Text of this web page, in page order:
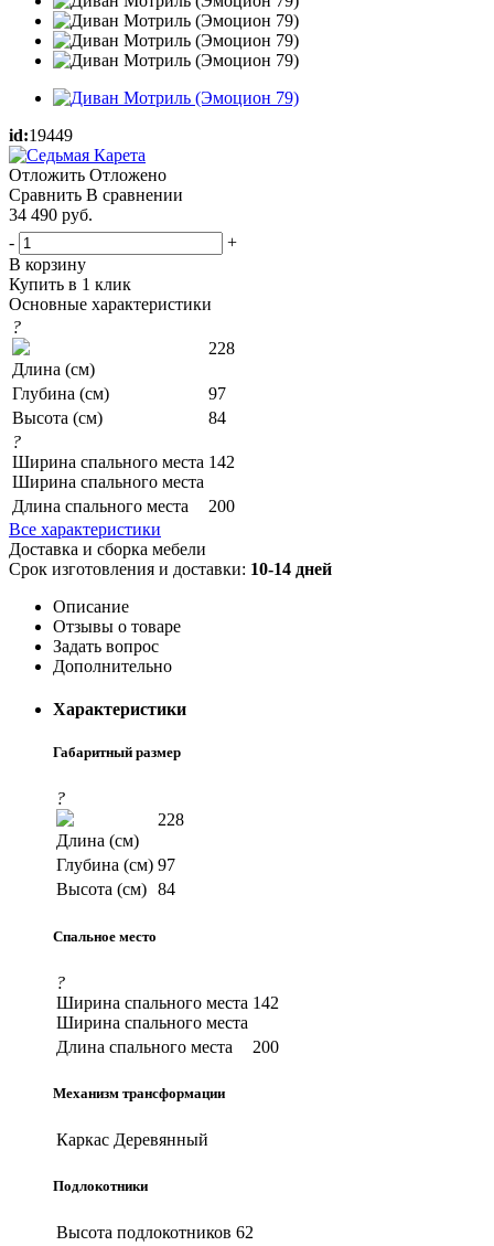
id:19449
Отложить Отложено
Сравнить В сравнении
34 490 руб.
-
+
В корзину
Купить в 1 клик
Основные характеристики
?
Длина (см)
228
Глубина (см)
97
Высота (см)
84
?
Ширина спального места
Ширина спального места
142
Длина спального места
200
Все характеристики
Доставка и сборка мебели
Срок изготовления и доставки: 10-14 дней
Описание
Отзывы о товаре
Задать вопрос
Дополнительно
Характеристики
Габаритный размер
?
Длина (см)
228
Глубина (см) 97
Высота (см) 84
Спальное место
?
Ширина спального места
Ширина спального места
142
Длина спального места 200
Механизм трансформации
Каркас Деревянный
Подлокотники
Высота подлокотников 62